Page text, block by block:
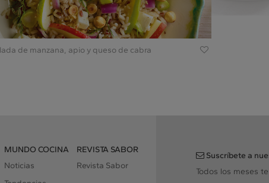
de manzana, apio y queso de cabra
MUNDO COCINA
Noticias
REVISTA SABOR
Revista Sabor
Suscríbete a
Todos los meses